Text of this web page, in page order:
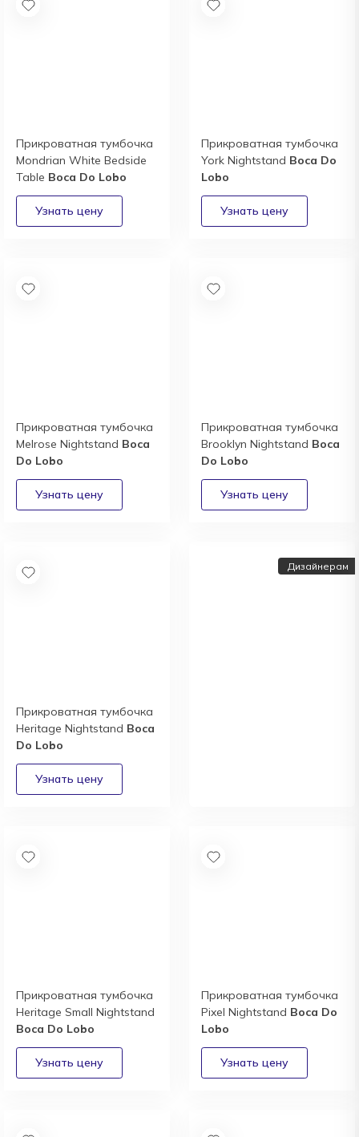
Прикроватная тумбочка
Mondrian White Bedside
Table Boca Do Lobo
Прикроватная тумбочка
York Nightstand Boca Do
Lobo
Прикроватная тумбочка
Melrose Nightstand Boca
Do Lobo
Прикроватная тумбочка
Brooklyn Nightstand Boca
Do Lobo
Прикроватная тумбочка
Heritage Nightstand Boca
Do Lobo
Дизайнерам
Прикроватная тумбочка
Heritage Small Nightstand
Boca Do Lobo
Прикроватная тумбочка
Pixel Nightstand Boca Do
Lobo